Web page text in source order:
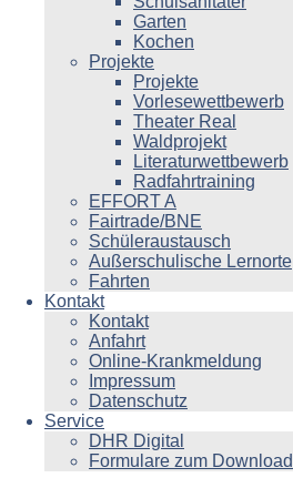
Garten
Kochen
Projekte
Projekte
Vorlesewettbewerb
Theater Real
Waldprojekt
Literaturwettbewerb
Radfahrtraining
EFFORT A
Fairtrade/BNE
Schüleraustausch
Außerschulische Lernorte
Fahrten
Kontakt
Kontakt
Anfahrt
Online-Krankmeldung
Impressum
Datenschutz
Service
DHR Digital
Formulare zum Download